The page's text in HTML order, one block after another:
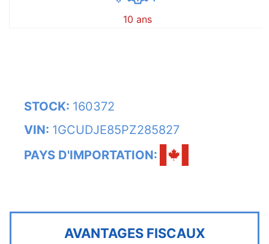
10 ans
STOCK: 160372
VIN: 1GCUDJE85PZ285827
PAYS D'IMPORTATION:
AVANTAGES FISCAUX